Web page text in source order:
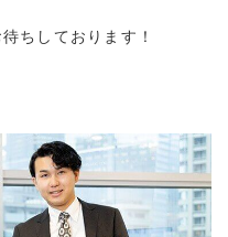
ちしております！